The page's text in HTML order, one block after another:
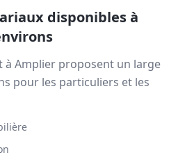
disponibles à
à Amplier proposent un large
pour les particuliers et les